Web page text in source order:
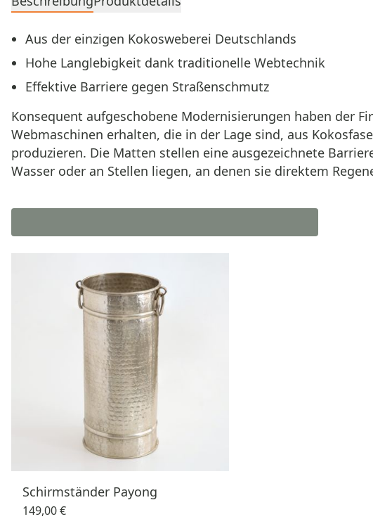
Aus der einzigen Kokosweberei Deutschlands
Hohe Langlebigkeit dank traditionelle Webtechnik
Effektive Barriere gegen Straßenschmutz
Konsequent aufgeschobene Modernisierungen haben der
Webmaschinen erhalten, die in der Lage sind, aus
produzieren. Die Matten stellen eine ausgezeichnete
Wasser oder an Stellen liegen, an denen sie direktem
Schirmständer Payong
149,00 €